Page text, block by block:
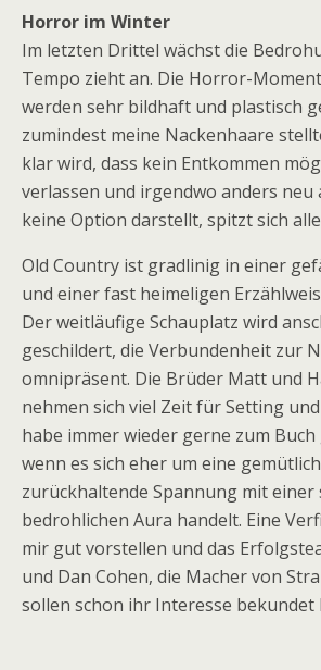
Horror im Winter
Im letzten Drittel wächst die
Tempo zieht an. Die Horror-
werden sehr bildhaft und plastisch
zumindest meine Nackenhaare
klar wird, dass kein Entkommen
verlassen und irgendwo anders neu
keine Option darstellt, spitzt sich
Old Country ist gradlinig in einer
und einer fast heimeligen
Der weitläufige Schauplatz wird
geschildert, die Verbundenheit zur
omnipräsent. Die Brüder Matt und
nehmen sich viel Zeit für Setting
habe immer wieder gerne zum
wenn es sich eher um eine
zurückhaltende Spannung mit einer
bedrohlichen Aura handelt. Eine
mir gut vorstellen und das
und Dan Cohen, die Macher von
sollen schon ihr Interesse bekundet